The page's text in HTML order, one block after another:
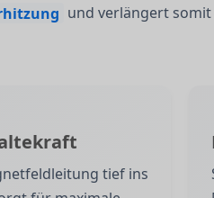
und verlängert
tief ins